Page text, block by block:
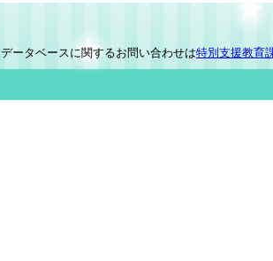
データベースに関するお問い合わせは特別支援教育